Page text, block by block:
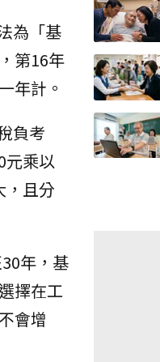
為「基
第16年
年計。
負考
元乘以
，且分
年，基
擇在工
會增